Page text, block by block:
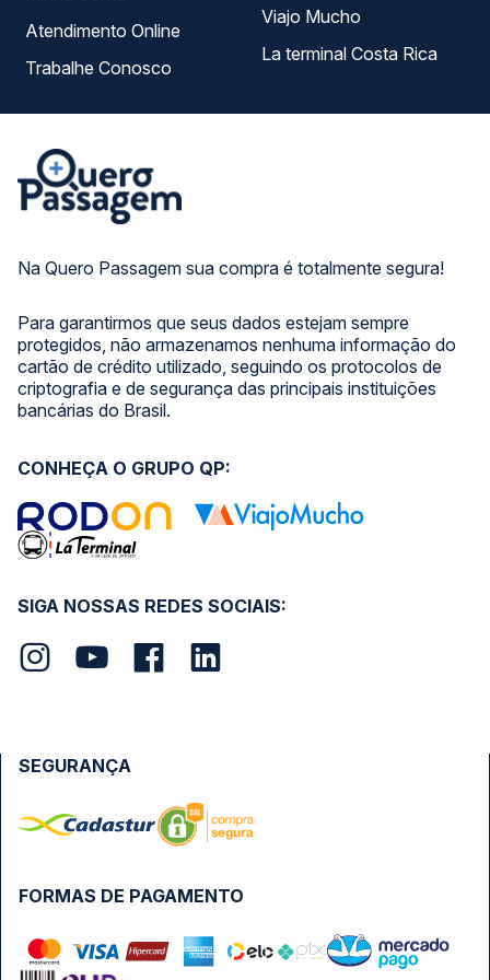
Na Quero Passagem sua compra é totalmente segura!
Para garantirmos que seus dados estejam sempre
protegidos, não armazenamos nenhuma informação do
cartão de crédito utilizado, seguindo os protocolos de
criptografia e de segurança das principais instituições
bancárias do Brasil.
Atendimento Online
Trabalhe Conosco
Viajo Mucho
La terminal Costa Rica
SIGA NOSSAS REDES SOCIAIS:
CONHEÇA O GRUPO QP:
FORMAS DE PAGAMENTO
SEGURANÇA